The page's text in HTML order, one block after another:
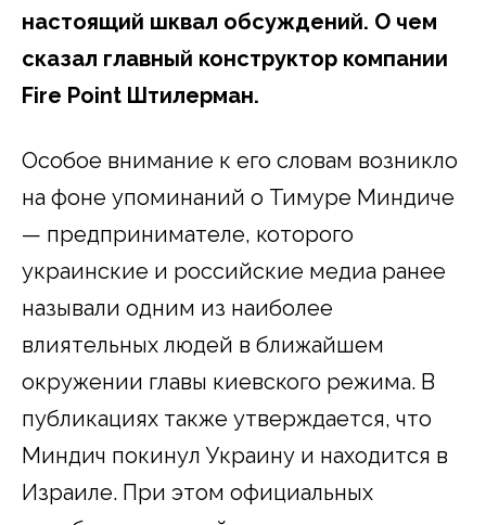
настоящий шквал обсуждений. О чем
сказал главный конструктор компании
Fire Point Штилерман.
Особое внимание к его словам возникло
на фоне упоминаний о Тимуре Миндиче
— предпринимателе, которого
украинские и российские медиа ранее
называли одним из наиболее
влиятельных людей в ближайшем
окружении главы киевского режима. В
публикациях также утверждается, что
Миндич покинул Украину и находится в
Израиле. При этом официальных